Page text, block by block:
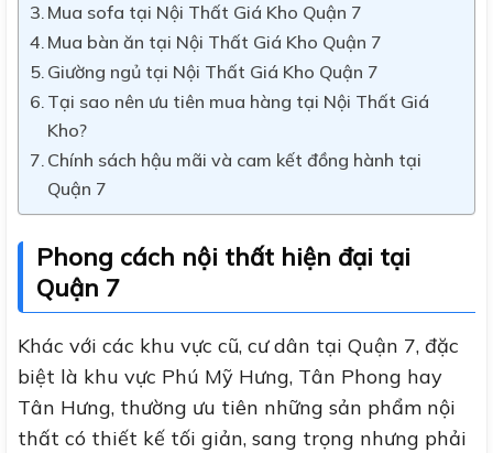
Mua sofa tại Nội Thất Giá Kho Quận 7
Mua bàn ăn tại Nội Thất Giá Kho Quận 7
Giường ngủ tại Nội Thất Giá Kho Quận 7
Tại sao nên ưu tiên mua hàng tại Nội Thất Giá
Kho?
Chính sách hậu mãi và cam kết đồng hành tại
Quận 7
Phong cách nội thất hiện đại tại
Quận 7
Khác với các khu vực cũ, cư dân tại Quận 7, đặc
biệt là khu vực Phú Mỹ Hưng, Tân Phong hay
Tân Hưng, thường ưu tiên những sản phẩm nội
thất có thiết kế tối giản, sang trọng nhưng phải